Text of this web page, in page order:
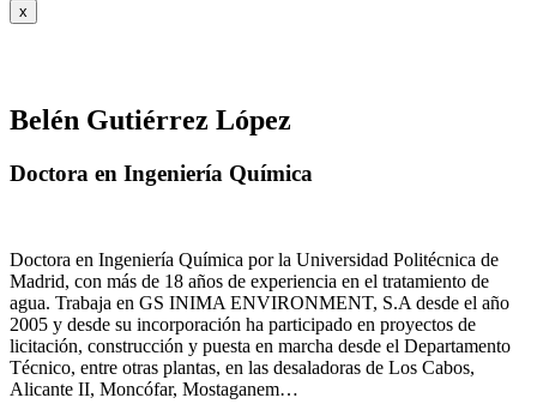
x
Belén Gutiérrez López
Doctora en Ingeniería Química
Doctora en Ingeniería Química por la Universidad Politécnica de
Madrid, con más de 18 años de experiencia en el tratamiento de
agua. Trabaja en GS INIMA ENVIRONMENT, S.A desde el año
2005 y desde su incorporación ha participado en proyectos de
licitación, construcción y puesta en marcha desde el Departamento
Técnico, entre otras plantas, en las desaladoras de Los Cabos,
Alicante II, Moncófar, Mostaganem…